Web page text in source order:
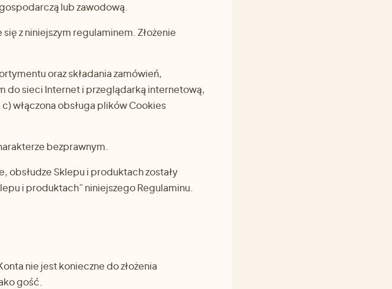
lub zawodową.
z niniejszym regulaminem. Złożenie
oraz składania zamówień,
do sieci Internet i przeglądarką internetową,
włączona obsługa plików Cookies
bezprawnym.
obsłudze Sklepu i produktach zostały
i produktach” niniejszego Regulaminu.
nie jest konieczne do złożenia
gość.